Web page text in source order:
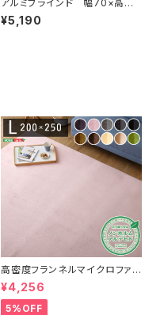
アルミブラインド 幅70×高さ1
38cm SH-29-TAB70-138
¥5,190
高密度フランネルマイクロファイ
バー・ラグマットLサイズ（200×2
50cm）洗えるラグマット｜ナル
トレア
¥4,256
5%OFF